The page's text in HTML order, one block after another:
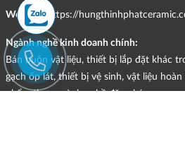
Website: https://
Ngành nghề kinh doanh chính:
Bán buôn vật liệu, thiết bị lắp đặt khác
gạch ốp lát, thiết bị vệ sinh, vật liệu
phẩm theo ngành nghề đăng ký.